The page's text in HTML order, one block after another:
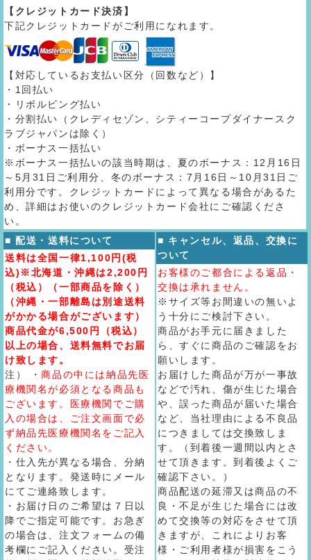
【クレジットカード決済】
下記クレジットカードがご利用になれます。
【対応しているお支払い区分（回数など）】
・1回払い
・リボルビング払い
・分割払い（クレディセゾン、シティーコープダイナースク
ラブジャパンは除く）
・ボーナス一括払い
※ボーナス一括払いの該当時期は、夏のボーナス：12月16日
～5月31日ご利用分、冬のボーナス：7月16日～10月31日ご
利用分です。クレジットカードによって異なる場合があるた
め、詳細はお使いのクレジットカード会社にご確認くださ
い。
■ 配送・送料について
送料は全国一律1,100円(税
込)※北海道・沖縄は2,200円
（税込）（一部商品を除く）
（沖縄・一部離島は別途送料
がかかる場合がございます）
商品代金が6,500円（税込）
以上の場合、送料無料でお届
け致します。
注） ・商品の中には納品先医
療機関名が必須となる商品も
ございます。医療機関でご購
入の場合は、ご注文画面で必
ず納品先医療機関名をご記入
ください。
・仕入先が異なる場合、分納
となります。発送時にメール
にてご連絡致します。
・お届け日のご希望は７日以
降でご指定可能です。お急ぎ
の場合は、注文フォームの備
考欄にご記入ください。受注
■ キャンセル、返品、交換に
ついて
お客様のご都合による返品・
交換は承れません。
※サイズ等お間違いの無いよ
う十分にご検討下さい。
商品がお手元に届きました
ら、すぐに商品のご確認をお
願いします。
お届けした商品が万が一事故
などで汚れ、傷が生じた場合
や、誤った商品が届いた場合
など、当社理由による不良品
につきましては交換致しま
す。（到着後一週間以内とさ
せて頂きます。到着後よくご
確認下さい。）
商品配送の延滞又は商品の不
良・不足が生じた場合には改
めて交換等の対応をさせて頂
きますが、これによりお客
様・ご利用者様が損害をこう